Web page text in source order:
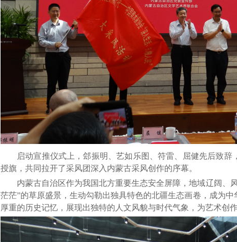
启动宣推仪式上，郐振明、艺如乐图、符雷、屈健先后致辞
授旗，共同拉开了采风团深入内蒙古采风创作的序幕。
内蒙古自治区作为我国北方重要生态安全屏障，地域辽阔、
茫茫”的草原盛景，生动勾勒出独具特色的北疆生态画卷，成为中
厚重的历史记忆，展现出独特的人文风貌与时代气象，为艺术创